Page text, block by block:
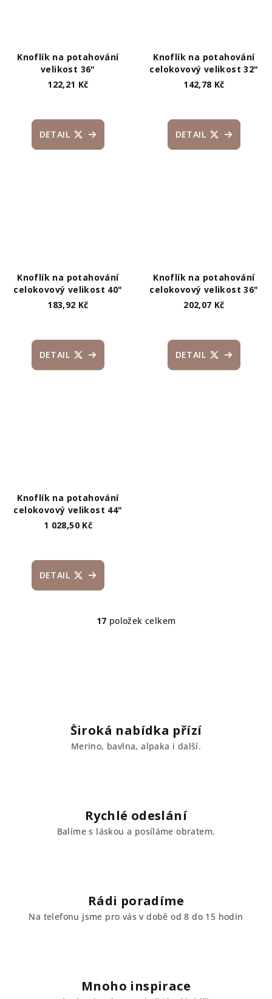
Knoflík na potahování
velikost 36"
122,21 Kč
DETAIL
Knoflík na potahování
celokovový velikost 32"
142,78 Kč
DETAIL
Knoflík na potahování
celokovový velikost 40"
183,92 Kč
DETAIL
Knoflík na potahování
celokovový velikost 36"
202,07 Kč
DETAIL
Knoflík na potahování
celokovový velikost 44"
1 028,50 Kč
DETAIL
O
í
p
r
ý
p
17 položek celkem
Široká nabídka přízí
Merino, bavlna, alpaka i další.
Rychlé odeslání
Balíme s láskou a posíláme obratem.
Rádi poradíme
Na telefonu jsme pro vás v době od 8 do 15 hodin
Mnoho inspirace